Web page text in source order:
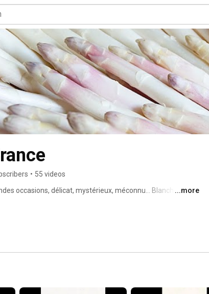
• 55 videos
occasions, délicat, mystérieux, méconnu… Blanche,
portée de tout cuisinier ! http://asperges-de-france.fr/
...more